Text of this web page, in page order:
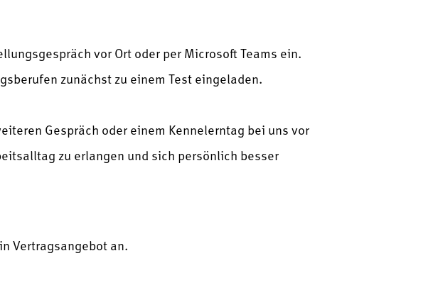
vor Ort oder per Microsoft Teams ein.
zunächst zu einem Test eingeladen.
Gespräch oder einem Kennelerntag bei uns vor
zu erlangen und sich persönlich besser
Vertragsangebot an.